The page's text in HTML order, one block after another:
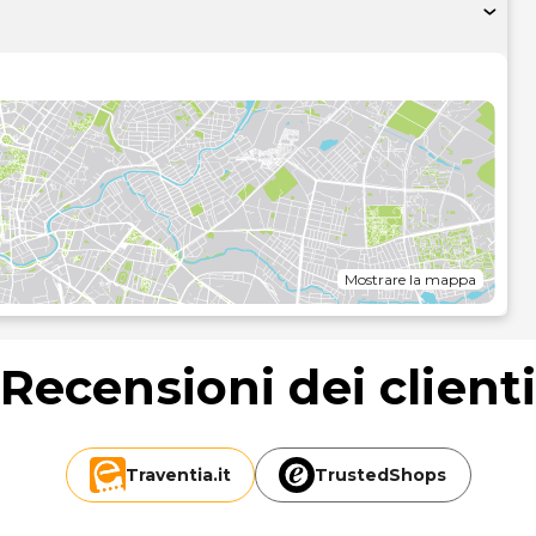
0,3 km
Landvetter): 23,8 km
Mostrare la mappa
Recensioni dei clienti
Traventia.it TrustedShops